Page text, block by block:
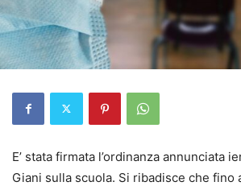
E’ stata firmata l’ordinanza annunciata
Giani sulla scuola. Si ribadisce che fino